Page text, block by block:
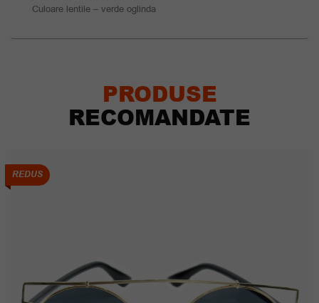
Culoare lentile – verde oglinda
PRODUSE
RECOMANDATE
REDUS